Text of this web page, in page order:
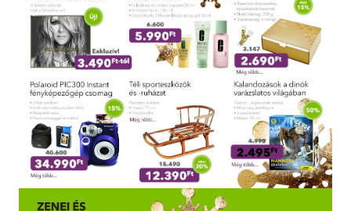
Tankönyv, segédkönyv
Társadalomtudomány
Természettudomány
Történelem
Vallás